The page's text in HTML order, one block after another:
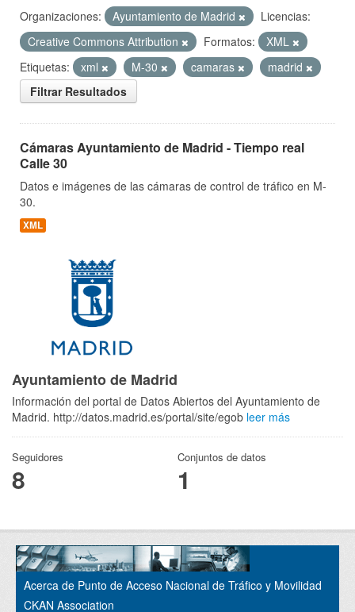
Organizaciones: Ayuntamiento de Madrid
Licencias:
Creative Commons Attribution
Formatos:
XML
Etiquetas:
xml M-30 camaras
madrid
Filtrar Resultados
Cámaras Ayuntamiento de Madrid - Tiempo real
Calle 30
Datos e imágenes de las cámaras de control de tráfico en M-
30.
XML
Ayuntamiento de Madrid
Información del portal de Datos Abiertos del Ayuntamiento de
Madrid. http://datos.madrid.es/portal/site/egob leer más
Seguidores
8
Conjuntos de datos
1
Acerca de Punto de Acceso Nacional de Tráfico y Movilidad
CKAN Association